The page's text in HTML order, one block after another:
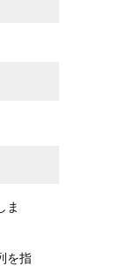
ま
を指